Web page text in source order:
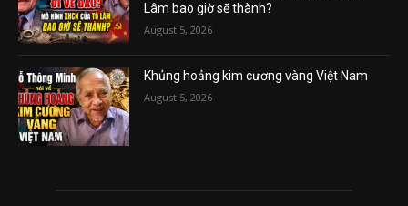
Lâm bao giờ sẽ thành?
August 5, 2026
Khủng hoảng kim cương vàng Việt Nam
August 5, 2026